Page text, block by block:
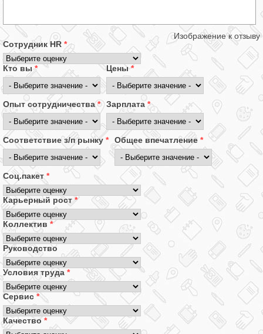
Изображение к отзыву
Сотрудник HR *
Кто вы* Цены*
Опыт сотрудничества* Зарплата *
Соответствие з/п рынку * Общее впечатление *
Соц.пакет *
Карьерный рост *
Коллектив *
Руководство
Условия труда *
Сервис *
Качество *